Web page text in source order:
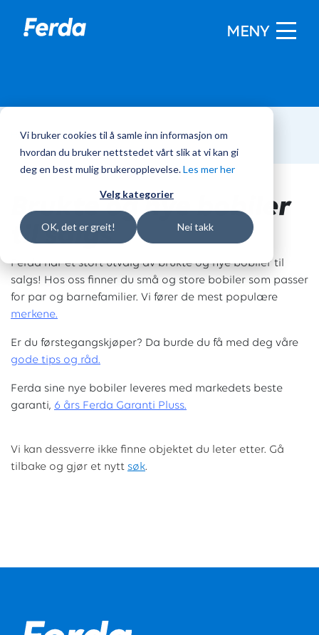
Vi bruker cookies til å samle inn informasjon om
hvordan du bruker nettstedet vårt slik at vi kan gi
deg en best mulig brukeropplevelse.Les mer her
Velg kategorier
OK, det er greit! Nei takk
MENY
Hjem/Bobiler
Brukte og nye bobiler
til salgs
Ferda har et stort utvalg av brukte og nye bobiler til
salgs! Hos oss finner du små og store bobiler som passer
for par og barnefamilier. Vi fører de mest populære
merkene.
Er du førstegangskjøper? Da burde du få med deg våre
gode tips og råd.
Ferda sine nye bobiler leveres med markedets beste
garanti, 6 års Ferda Garanti Pluss.
Vi kan dessverre ikke finne objektet du leter etter. Gå
tilbake og gjør et nytt søk.